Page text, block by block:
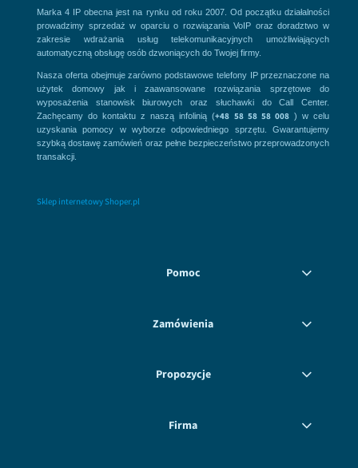
Marka 4 IP obecna jest na rynku od roku 2007. Od początku działalności
prowadzimy sprzedaż w oparciu o rozwiązania VoIP oraz doradztwo w
zakresie wdrażania usług telekomunikacyjnych umożliwiających
automatyczną obsługę osób dzwoniących do Twojej firmy.
Nasza oferta obejmuje zarówno podstawowe telefony IP przeznaczone na
użytek domowy jak i zaawansowane rozwiązania sprzętowe do
wyposażenia stanowisk biurowych oraz słuchawki do Call Center.
Zachęcamy do kontaktu z naszą infolinią (+48 58 58 58 008) w celu
uzyskania pomocy w wyborze odpowiedniego sprzętu. Gwarantujemy
szybką dostawę zamówień oraz pełne bezpieczeństwo przeprowadzonych
transakcji.
Sklep internetowy Shoper.pl
Pomoc
Zamówienia
Propozycje
Firma